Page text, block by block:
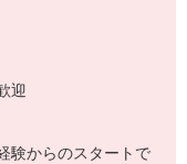
迎
験からのスタートで